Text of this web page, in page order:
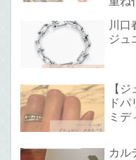
川口
ジュ
【
ド
ミデ
カル